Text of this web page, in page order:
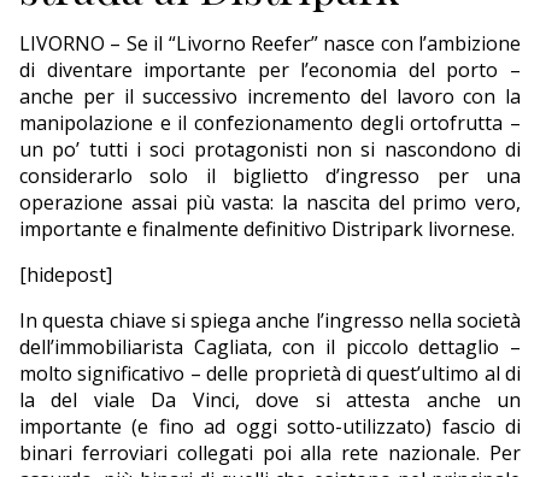
TURISMO
CULTURA
NAUTICA
EDITORIALI
LIVORNO – Se il “Livorno Reefer” nasce con l’ambizione
di diventare importante per l’economia del porto –
anche per il successivo incremento del lavoro con la
manipolazione e il confezionamento degli ortofrutta –
un po’ tutti i soci protagonisti non si nascondono di
considerarlo solo il biglietto d’ingresso per una
operazione assai più vasta: la nascita del primo vero,
importante e finalmente definitivo Distripark livornese.
[hidepost]
In questa chiave si spiega anche l’ingresso nella società
dell’immobiliarista Cagliata, con il piccolo dettaglio –
molto significativo – delle proprietà di quest’ultimo al di
la del viale Da Vinci, dove si attesta anche un
importante (e fino ad oggi sotto-utilizzato) fascio di
binari ferroviari collegati poi alla rete nazionale. Per